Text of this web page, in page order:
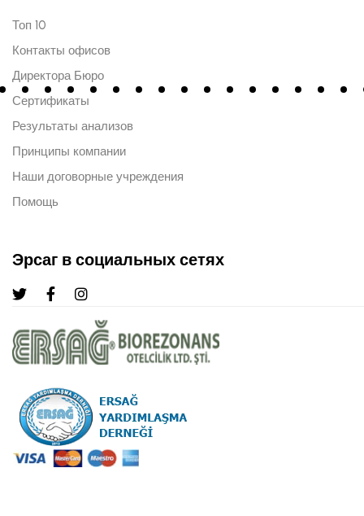
Топ 10
Контакты офисов
Директора Бюро
Сертификаты
Результаты анализов
Принципы компании
Наши договорные учреждения
Помощь
Эрсаг в социальных сетях